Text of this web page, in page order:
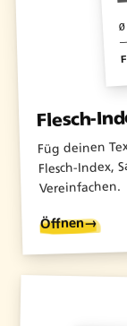
Flesch-
Füg deinen
Flesch-Index,
Vereinfachen.
Öffnen→